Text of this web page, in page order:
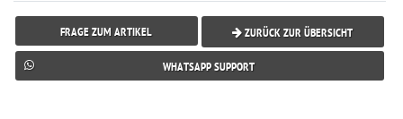
FRAGE ZUM ARTIKEL ZURÜCK ZUR ÜBERSICHT
WHATSAPP SUPPORT